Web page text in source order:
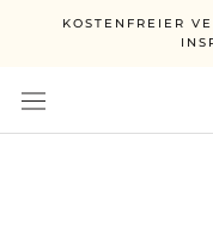
KOSTENFREIER